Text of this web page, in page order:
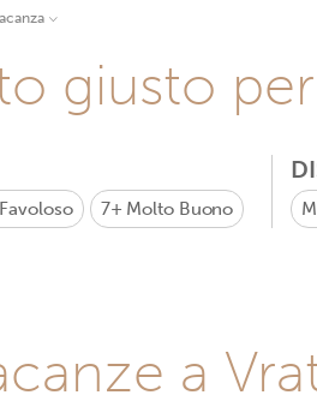
giusto
Favoloso 7+ Molto Buono
a